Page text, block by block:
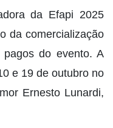
da Efapi 2025
da comercialização
do evento. A
e 19 de outubro no
Ernesto Lunardi,